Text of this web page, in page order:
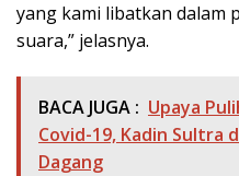
yang kami libatkan dalam
suara,” jelasnya.
BACA JUGA : Upaya
Covid-19, Kadin Sultra
Dagang